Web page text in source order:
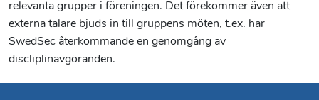
relevanta grupper i föreningen. Det förekommer även att
externa talare bjuds in till gruppens möten, t.ex. har
SwedSec återkommande en genomgång av
discliplinavgöranden.